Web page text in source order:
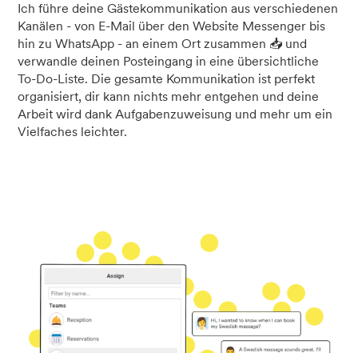
Ich führe deine Gästekommunikation aus verschiedenen
Kanälen - von E-Mail über den Website Messenger bis
hin zu WhatsApp - an einem Ort zusammen 📥 und
verwandle deinen Posteingang in eine übersichtliche
To-Do-Liste. Die gesamte Kommunikation ist perfekt
organisiert, dir kann nichts mehr entgehen und deine
Arbeit wird dank Aufgabenzuweisung und mehr um ein
Vielfaches leichter.